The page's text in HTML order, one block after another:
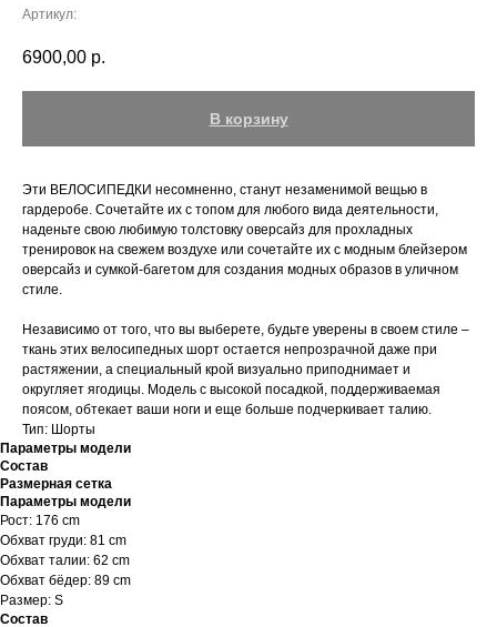
Артикул:
6900,00 р.
В корзину
Эти BЕЛОСИПЕДКИ несомненно, станут незаменимой вещью в
гардеробе. Сочетайте их с топом для любого вида деятельности,
наденьте свою любимую толстовку оверсайз для прохладных
тренировок на свежем воздухе или сочетайте их с модным блейзером
оверсайз и сумкой-багетом для создания модных образов в уличном
стиле.
Независимо от того, что вы выберете, будьте уверены в своем стиле –
ткань этих велосипедных шорт остается непрозрачной даже при
растяжении, а специальный крой визуально приподнимает и
округляет ягодицы. Модель с высокой посадкой, поддерживаемая
поясом, обтекает ваши ноги и еще больше подчеркивает талию.
Тип: Шорты
Параметры модели
Состав
Размерная сетка
Параметры модели
Рост: 176 cm
Обхват груди: 81 cm
Обхват талии: 62 cm
Обхват бёдер: 89 cm
Размер: S
Состав